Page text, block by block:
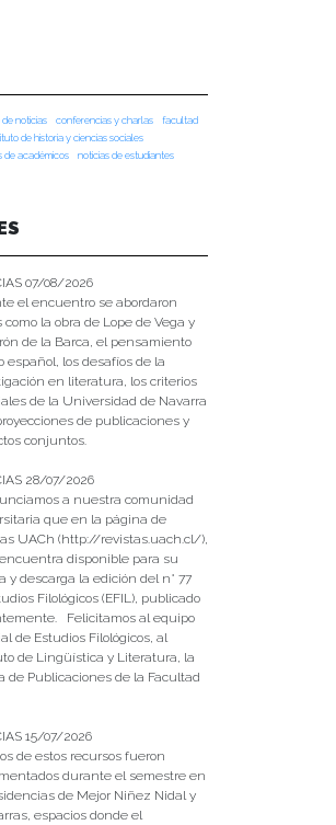
noticias conferencias y charlas
facultad
de historia y ciencias sociales
de académicos
noticias de estudiantes
07/08/2026
el encuentro se abordaron
como la obra de Lope de Vega y
de la Barca, el pensamiento
español, los desafíos de la
en literatura, los criterios
de la Universidad de Navarra
de publicaciones y
conjuntos.
28/07/2026
a nuestra comunidad
que en la página de
UACh (http://revistas.uach.cl/),
disponible para su
y descarga la edición del n° 77
Filológicos (EFIL), publicado
Felicitamos al equipo
de Estudios Filológicos, al
de Lingüística y Literatura, la
de Publicaciones de la Facultad
15/07/2026
de estos recursos fueron
durante el semestre en
de Mejor Niñez Nidal y
espacios donde el